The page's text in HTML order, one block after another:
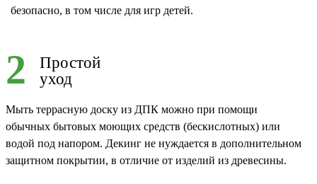
безопасно, в том числе для игр детей.
2
Простой
уход
Мыть террасную доску из ДПК можно при помощи
обычных бытовых моющих средств (бескислотных) или
водой под напором. Декинг не нуждается в дополнительном
защитном покрытии, в отличие от изделий из древесины.